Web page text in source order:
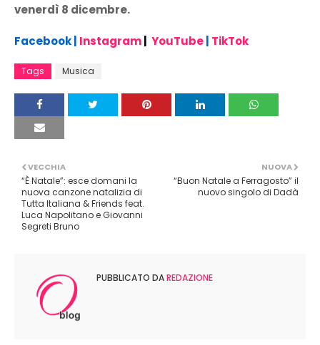
venerdì 8 dicembre.
Facebook Instagram YouTube TikTok
Tags Musica
NUOVA
“Buon Natale a Ferragosto” il
nuovo singolo di Dadà
VECCHIA
“È Natale”: esce domani la
nuova canzone natalizia di
Tutta Italiana & Friends feat.
Luca Napolitano e Giovanni
Segreti Bruno
PUBBLICATO DAREDAZIONE